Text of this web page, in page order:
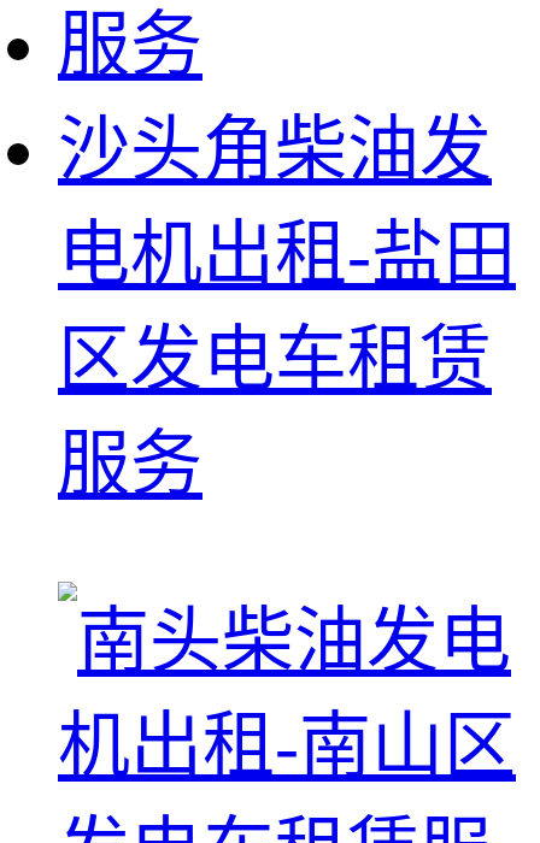
沙头角柴油发
电机出租-盐田
区发电车租赁
服务